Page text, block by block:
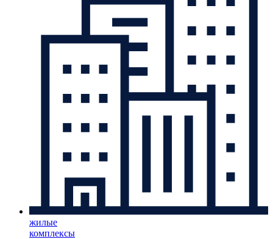
жилые
комплексы